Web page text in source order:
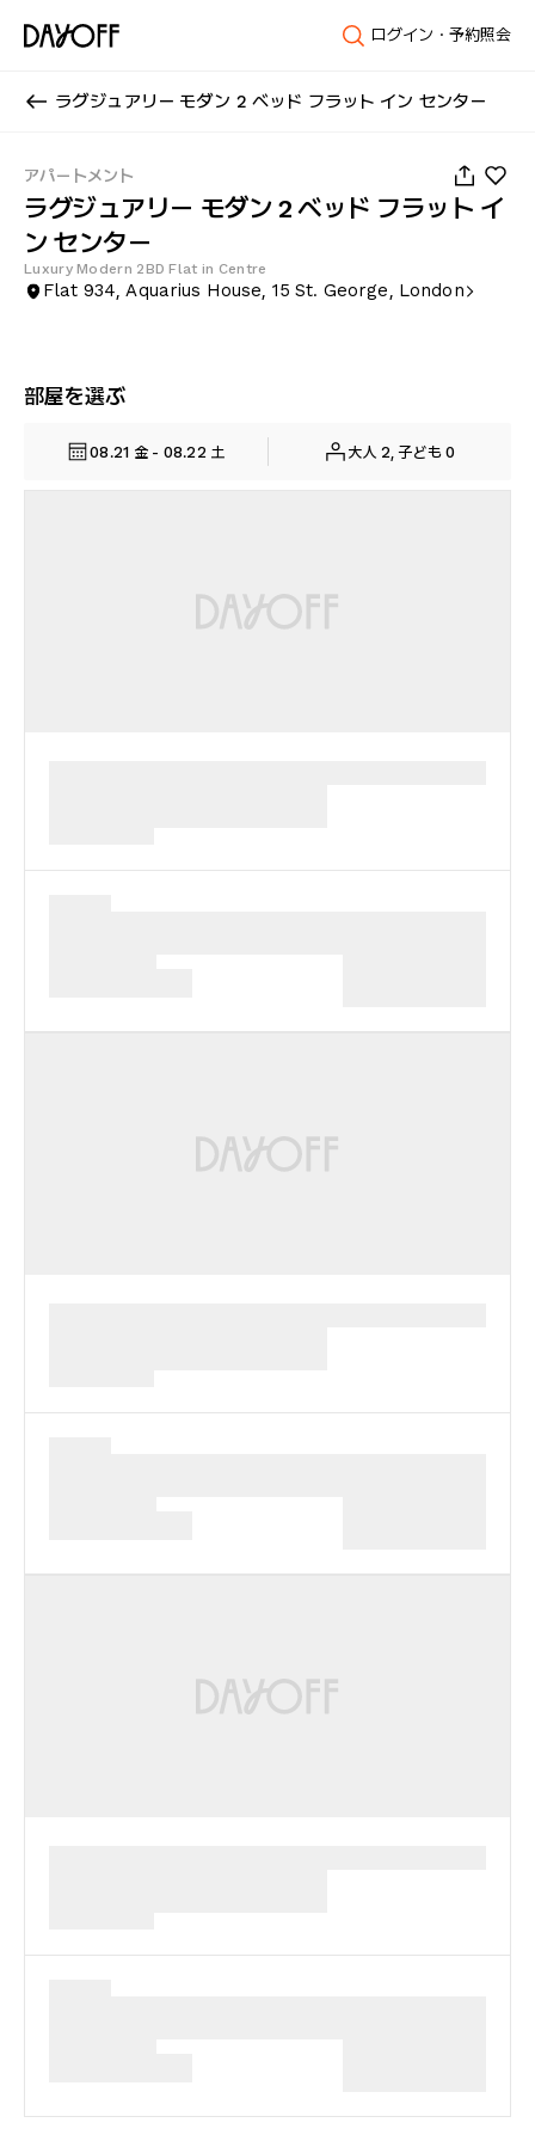
ログイン・予約照会
ラグジュアリー モダン 2 ベッド フラット イン センター
アパートメント
ラグジュアリー モダン 2 ベッド フラット イ
ン センター
Luxury Modern 2BD Flat in Centre
Flat 934, Aquarius House, 15 St. George, London
部屋を選ぶ
08.21 金 - 08.22 土 大人 2, 子ども 0